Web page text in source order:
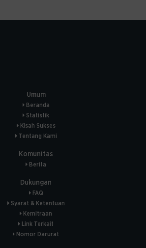
Umum
Beranda
Statistik
Kisah Sukses
Tentang Kami
Komunitas
Berita
Dukungan
FAQ
Syarat & Ketentuan
Kemitraan
Link Terkait
Nomor Darurat